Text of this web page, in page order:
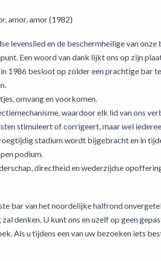
amor, amor (1982)
levenslied en de beschermheilige van
Een woord van dank lijkt ons op zijn
1986 besloot op zolder een prachtige bar
omvang en voorkomen.
waardoor elk lid van ons
stimuleert of corrigeert, maar wel
stadium wordt bijgebracht en in
podium.
directheid en wederzijdse
bar van het noordelijke halfrond
denken. U kunt ons en uzelf op geen
Als u tijdens een van uw bezoeken iets